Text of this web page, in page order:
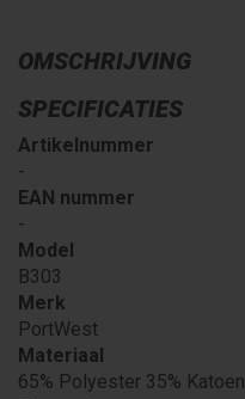
OMSCHRIJVING
SPECIFICATIES
Artikelnummer
-
EAN nummer
-
Model
B303
Merk
PortWest
Materiaal
65% Polyester 35% Katoen